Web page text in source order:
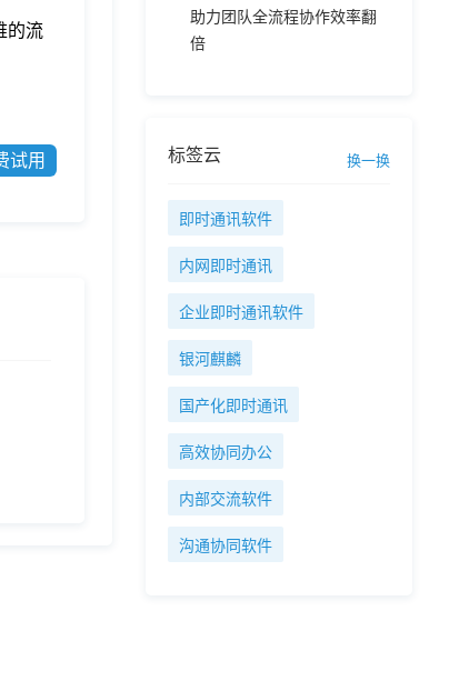
的流
试用
助力团队全流程协作效率翻
倍
标签云 换一换
即时通讯软件
内网即时通讯
企业即时通讯软件
银河麒麟
国产化即时通讯
高效协同办公
内部交流软件
沟通协同软件